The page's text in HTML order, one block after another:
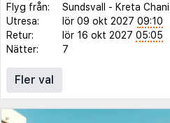
Flyg från: Sundsvall - Kreta
Utresa:
lör 09 okt 2027 09:10
Retur:
lör 16 okt 2027 05:05
Nätter:
7
Fler val